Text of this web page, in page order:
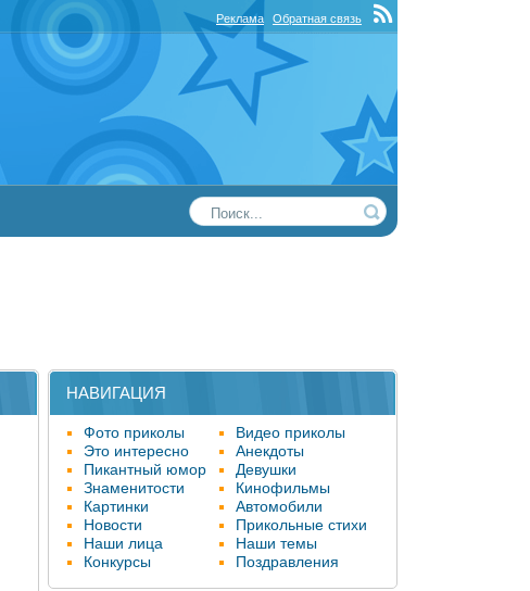
НАВИГАЦИЯ
Фото приколы
Видео приколы
Это интересно
Анекдоты
Пикантный юмор
Девушки
Знаменитости
Кинофильмы
Картинки
Автомобили
Новости
Прикольные стихи
Наши лица
Наши темы
Конкурсы
Поздравления
Реклама Обратная связь